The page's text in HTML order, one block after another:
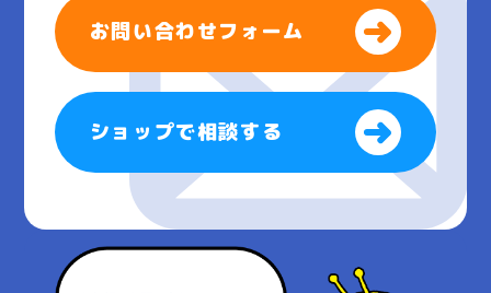
お問い合わせフォーム
ショップで相談する